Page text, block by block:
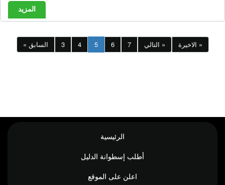
المزيد
« السابق 3 4 5 6 7 التالي » الاخيرة »
الرئيسية
أطلب إسطوانة الدليل
اعلن على الموقع